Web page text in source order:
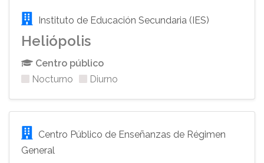
Instituto de Educación Secundaria (IES)
Heliópolis
Centro público
Nocturno
Diurno
Centro Público de Enseñanzas de Régimen
General